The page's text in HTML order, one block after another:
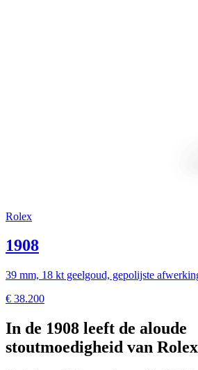
Rolex
1908
39 mm, 18 kt geelgoud, gepolijste
€ 38.200
In de 1908 leeft de aloude
stoutmoedigheid van